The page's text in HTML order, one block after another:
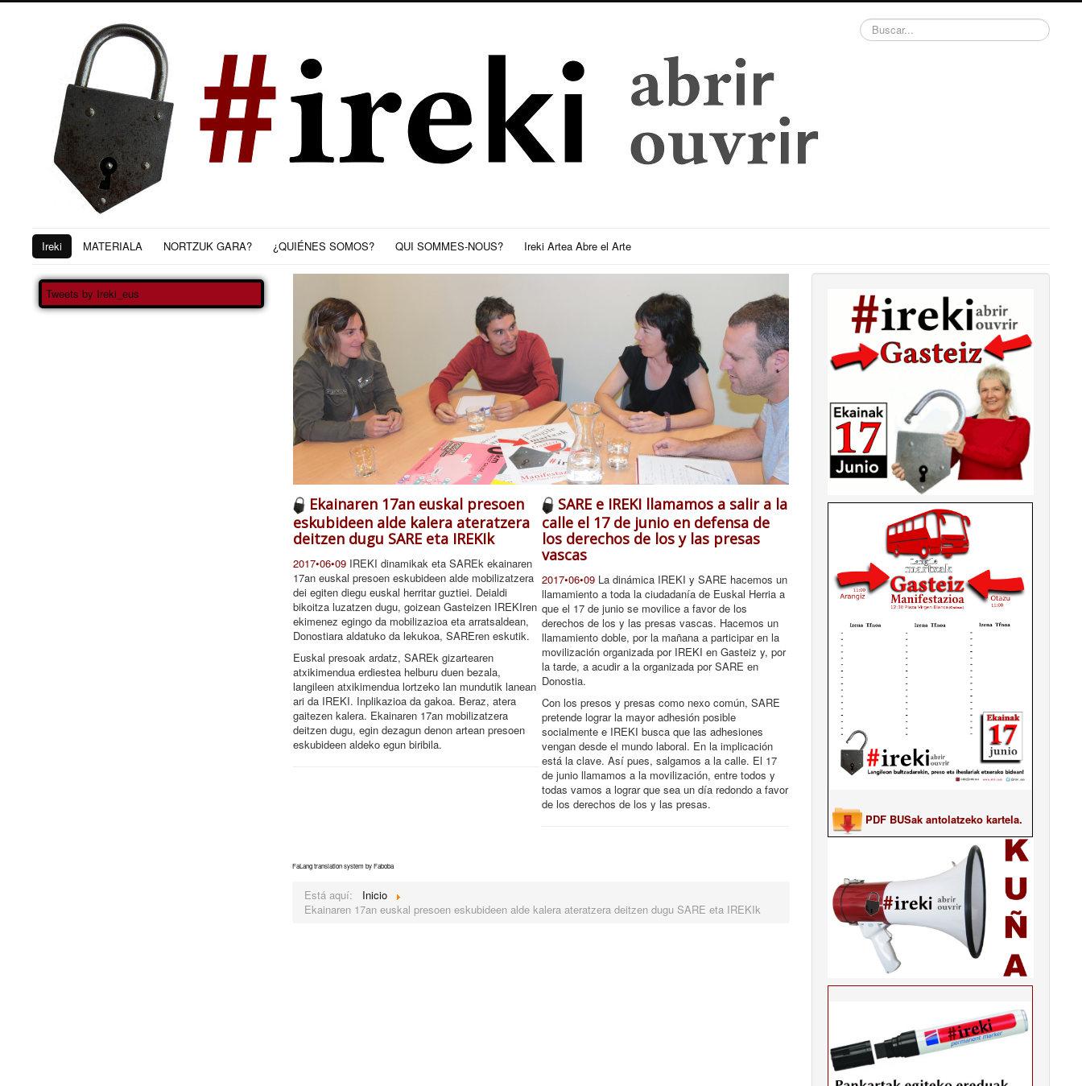
Buscar...
Ireki MATERIALA NORTZUK GARA? ¿QUIÉNES SOMOS? QUI SOMMES-NOUS? Ireki Artea Abre el Arte
Tweets by Ireki_eus
Ekainaren 17an euskal presoen
eskubideen alde kalera ateratzera
deitzen dugu SARE eta IREKIk
2017•06•09 IREKI dinamikak eta SAREk ekainaren
17an euskal presoen eskubideen alde mobilizatzera
dei egiten diegu euskal herritar guztiei. Deialdi
bikoitza luzatzen dugu, goizean Gasteizen IREKIren
ekimenez egingo da mobilizazioa eta arratsaldean,
Donostiara aldatuko da lekukoa, SAREren eskutik.
Euskal presoak ardatz, SAREk gizartearen
atxikimendua erdiestea helburu duen bezala,
langileen atxikimendua lortzeko lan mundutik lanean
ari da IREKI. Inplikazioa da gakoa. Beraz, atera
gaitezen kalera. Ekainaren 17an mobilizatzera
deitzen dugu, egin dezagun denon artean presoen
eskubideen aldeko egun biribila.
SARE e IREKI llamamos a salir a la
calle el 17 de junio en defensa de
los derechos de los y las presas
vascas
2017•06•09 La dinámica IREKI y SARE hacemos un
llamamiento a toda la ciudadanía de Euskal Herria a
que el 17 de junio se movilice a favor de los
derechos de los y las presas vascas. Hacemos un
llamamiento doble, por la mañana a participar en la
movilización organizada por IREKI en Gasteiz y, por
la tarde, a acudir a la organizada por SARE en
Donostia.
Con los presos y presas como nexo común, SARE
pretende lograr la mayor adhesión posible
socialmente e IREKI busca que las adhesiones
vengan desde el mundo laboral. En la implicación
está la clave. Así pues, salgamos a la calle. El 17
de junio llamamos a la movilización, entre todos y
todas vamos a lograr que sea un día redondo a favor
de los derechos de los y las presas.
FaLang translation system by Faboba
Está aquí:
Inicio
Ekainaren 17an euskal presoen eskubideen alde kalera ateratzera deitzen dugu SARE eta IREKIk
PDF BUSak antolatzeko kartela.